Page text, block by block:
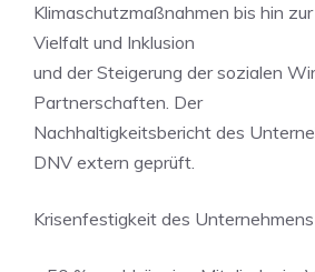
Klimaschutzmaßnahmen bis hin
Vielfalt und Inklusion
und der Steigerung der sozialen
Partnerschaften. Der
Nachhaltigkeitsbericht des
DNV extern geprüft.
Krisenfestigkeit des Unternehmens